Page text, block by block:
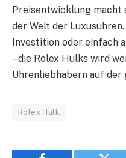
Preisentwicklung macht
der Welt der
Investition oder einfach
– die Rolex Hulks wird
Uhrenliebhabern auf der
Rolex Hulk